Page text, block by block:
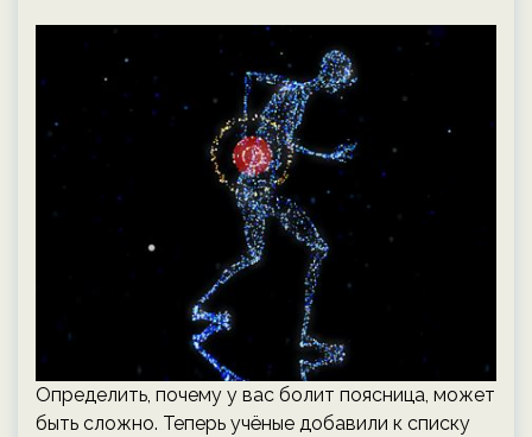
Определить, почему у вас болит поясница, может
быть сложно. Теперь учёные добавили к списку